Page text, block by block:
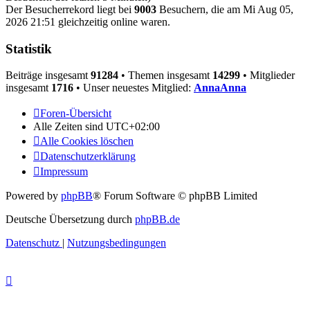
Der Besucherrekord liegt bei 9003 Besuchern, die am Mi Aug 05,
2026 21:51 gleichzeitig online waren.
Statistik
Beiträge insgesamt 91284 • Themen insgesamt 14299 • Mitglieder
insgesamt 1716 • Unser neuestes Mitglied: AnnaAnna
Foren-Übersicht
Alle Zeiten sind UTC+02:00
Alle Cookies löschen
Datenschutzerklärung
Impressum
Powered by phpBB® Forum Software © phpBB Limited
Deutsche Übersetzung durch phpBB.de
Datenschutz | Nutzungsbedingungen